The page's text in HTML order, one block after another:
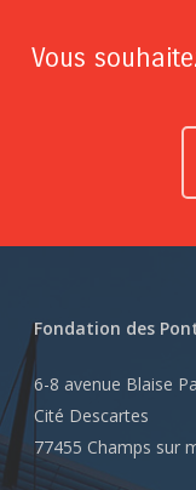
Vous
Fondation des
6-8 avenue Blaise
Cité Descartes
77455 Champs sur